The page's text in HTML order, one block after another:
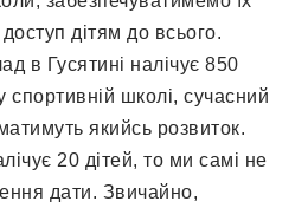
дітям до всього.
в Гусятині налічує 850
спортивній школі, сучасний
якийсь розвиток.
20 дітей, то ми самі не
дати. Звичайно,